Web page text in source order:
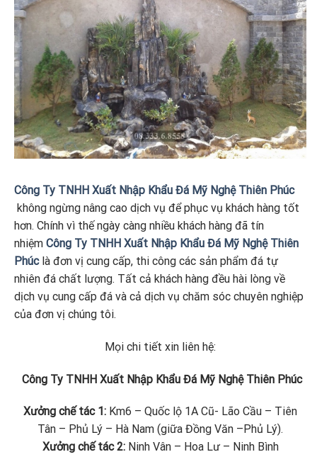
Công Ty TNHH Xuất Nhập Khẩu Đá Mỹ Nghệ Thiên Phúc
không ngừng nâng cao dịch vụ để phục vụ khách hàng tốt
hơn. Chính vì thế ngày càng nhiều khách hàng đã tín
nhiệm Công Ty TNHH Xuất Nhập Khẩu Đá Mỹ Nghệ Thiên
Phúclà đơn vị cung cấp, thi công các sản phẩm đá tự
nhiên đá chất lượng. Tất cả khách hàng đều hài lòng về
dịch vụ cung cấp đá và cả dịch vụ chăm sóc chuyên nghiệp
của đơn vị chúng tôi.
Mọi chi tiết xin liên hệ:
Công Ty TNHH Xuất Nhập Khẩu Đá Mỹ Nghệ Thiên Phúc
Xưởng chế tác 1: Km6 – Quốc lộ 1A Cũ- Lão Cầu – Tiên
Tân – Phủ Lý – Hà Nam (giữa Đồng Văn –Phủ Lý).
Xưởng chế tác 2: Ninh Vân – Hoa Lư – Ninh Bình